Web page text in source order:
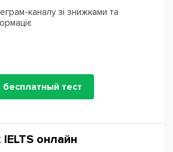
каналу зі знижками та
бесплатный тест
онлайн